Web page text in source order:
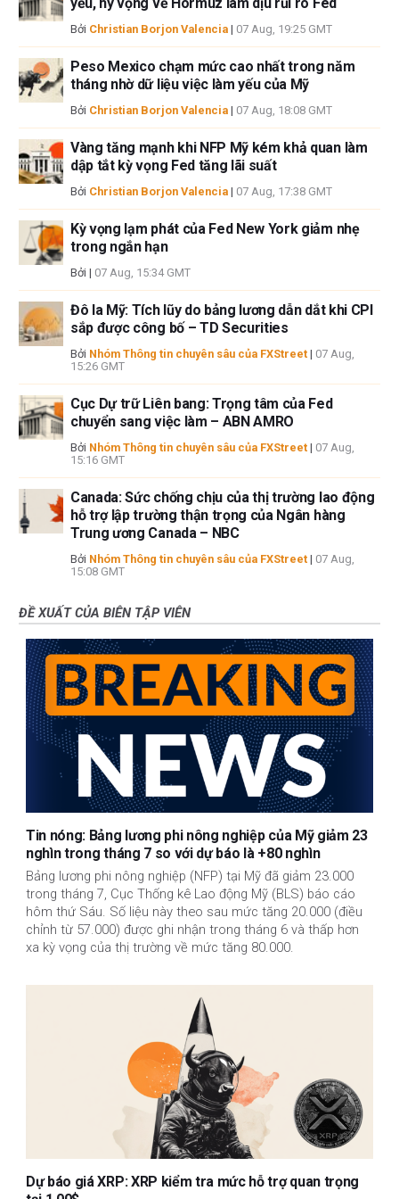
tin này. FXStreet và tác giả sẽ không chịu trách nhiệm về bất kỳ sai sót,
thiếu sót hoặc bất kỳ tổn thất, thương tích hoặc thiệt hại nào phát sinh từ
thông tin này và việc hiển thị hoặc sử dụng thông tin này. Ngoại trừ các
lỗi và thiếu sót.
Tác giả và FXStreet không phải là các cố vấn đầu tư đã đăng ký và không
có nội dung nào trong bài viết này nhằm mục đích tư vấn đầu tư.
Bởi Christian Borjon Valencia | 07 Aug, 19:25 GMT
Peso Mexico chạm mức cao nhất trong năm
tháng nhờ dữ liệu việc làm yếu của Mỹ
Bởi Christian Borjon Valencia | 07 Aug, 18:08 GMT
Vàng tăng mạnh khi NFP Mỹ kém khả quan làm
dập tắt kỳ vọng Fed tăng lãi suất
Bởi Christian Borjon Valencia | 07 Aug, 17:38 GMT
Kỳ vọng lạm phát của Fed New York giảm nhẹ
trong ngắn hạn
Bởi | 07 Aug, 15:34 GMT
Đô la Mỹ: Tích lũy do bảng lương dẫn dắt khi CPI
sắp được công bố – TD Securities
Bởi Nhóm Thông tin chuyên sâu của FXStreet | 07 Aug,
15:26 GMT
Cục Dự trữ Liên bang: Trọng tâm của Fed
chuyển sang việc làm – ABN AMRO
Bởi Nhóm Thông tin chuyên sâu của FXStreet | 07 Aug,
15:16 GMT
Canada: Sức chống chịu của thị trường lao động
hỗ trợ lập trường thận trọng của Ngân hàng
Trung ương Canada – NBC
Bởi Nhóm Thông tin chuyên sâu của FXStreet | 07 Aug,
15:08 GMT
ĐỀ XUẤT CỦA BIÊN TẬP VIÊN
Tin nóng: Bảng lương phi nông nghiệp của Mỹ giảm 23
nghìn trong tháng 7 so với dự báo là +80 nghìn
Bảng lương phi nông nghiệp (NFP) tại Mỹ đã giảm 23.000
trong tháng 7, Cục Thống kê Lao động Mỹ (BLS) báo cáo
hôm thứ Sáu. Số liệu này theo sau mức tăng 20.000 (điều
chỉnh từ 57.000) được ghi nhận trong tháng 6 và thấp hơn
xa kỳ vọng của thị trường về mức tăng 80.000.
Dự báo giá XRP: XRP kiểm tra mức hỗ trợ quan trọng